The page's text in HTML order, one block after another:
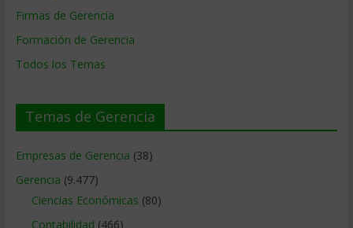
Firmas de Gerencia
Formación de Gerencia
Todos los Temas
Temas de Gerencia
Empresas de Gerencia (38)
Gerencia (9.477)
Ciencias Económicas (80)
Contabilidad (466)